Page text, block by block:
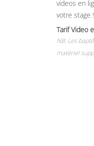
videos en
votre stage !
Tarif Video
NB: Les
matériel